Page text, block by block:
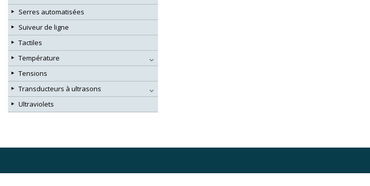
Serres automatisées
Suiveur de ligne
Tactiles
Température
Tensions
Transducteurs à ultrasons
Ultraviolets